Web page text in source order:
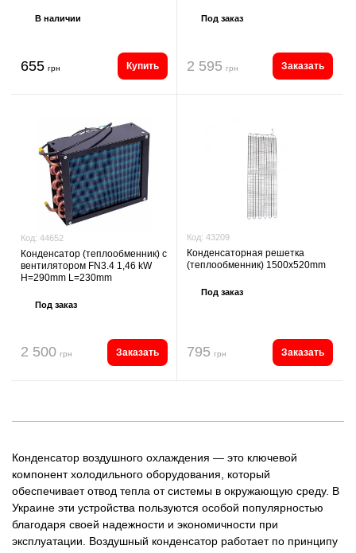
В наличии
655 грн Купить
Под заказ
2 595 грн Заказать
Код: 44652
Конденсатор (теплообменник) с
вентилятором FN3.4 1,46 kW
H=290mm L=230mm
Под заказ
2 500 грн Заказать
Код: 43209
Конденсаторная решетка
(теплообменник) 1500x520mm
Под заказ
795 грн Заказать
Конденсатор воздушного охлаждения — это ключевой
компонент холодильного оборудования, который
обеспечивает отвод тепла от системы в окружающую среду. В
Украине эти устройства пользуются особой популярностью
благодаря своей надежности и экономичности при
эксплуатации. Воздушный конденсатор работает по принципу